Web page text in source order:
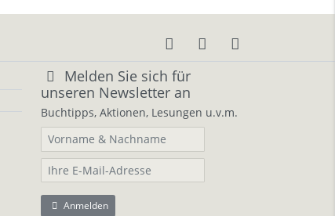
Melden Sie sich für
unseren Newsletter an
Buchtipps, Aktionen, Lesungen u.v.m.
Anmelden